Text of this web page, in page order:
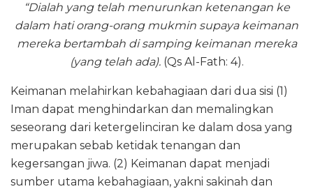
“Dialah yang telah menurunkan ketenangan ke
dalam hati orang-orang mukmin supaya keimanan
mereka bertambah di samping keimanan mereka
(yang telah ada). (Qs Al-Fath: 4).
Keimanan melahirkan kebahagiaan dari dua sisi (1)
Iman dapat menghindarkan dan memalingkan
seseorang dari ketergelinciran ke dalam dosa yang
merupakan sebab ketidak tenangan dan
kegersangan jiwa. (2) Keimanan dapat menjadi
sumber utama kebahagiaan, yakni sakinah dan